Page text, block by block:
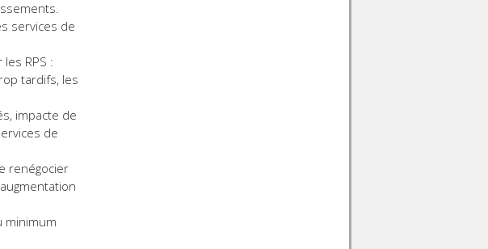
services de
RPS :
tardifs, les
impacte de
de
renégocier
minimum